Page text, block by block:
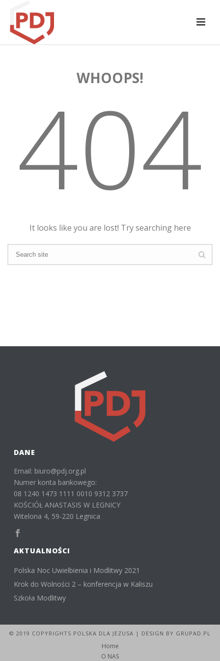
WHOOPS!
404
It looks like you are lost! Try searching here
DANE
Email: biuro@pdj.org.pl
Numer konta bankowego:
08 1240 1473 1111 0010 9312 3737
KOŚCIÓŁ ANASTASIS W LEGNICY
Witelona 4, 59-220 Legnica
AKTUALNOŚCI
Polska Noc Uwielbienia i Modlitwy 2021
Krok do Wolności 2 – konferencja w Kaliszu
Szkoła Modlitwy
© 2019 COPYRIGHTS POLSKA DLA JEZUSA | DESIGN BY GRUPAD.PL
Home
O NAS